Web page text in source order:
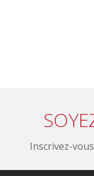
Inscrivez-